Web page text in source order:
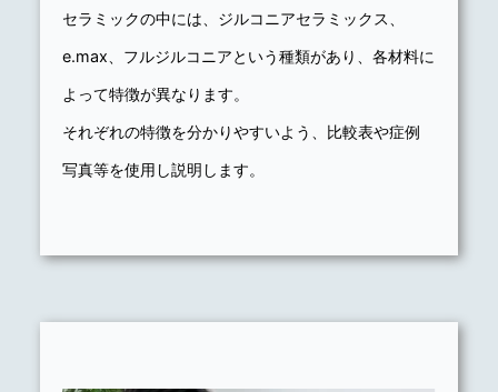
セラミックの中には、ジルコニアセラミックス、
e.max、フルジルコニアという種類があり、各材料に
よって特徴が異なります。
それぞれの特徴を分かりやすいよう、比較表や症例
写真等を使用し説明します。